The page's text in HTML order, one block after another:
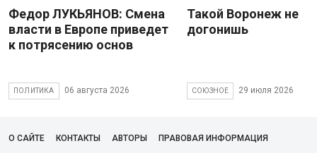
Федор ЛУКЬЯНОВ: Смена
власти в Европе приведет
к потрясению основ
ПОЛИТИКА 06 августа 2026
Такой Воронеж не
догонишь
СОЮЗНОЕ 29 июля 2026
О САЙТЕ КОНТАКТЫ АВТОРЫ ПРАВОВАЯ ИНФОРМАЦИЯ